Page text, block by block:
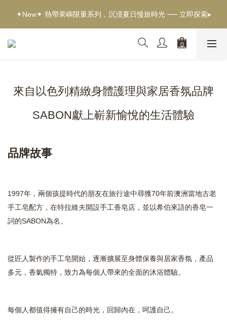
✦新客獨享✦ 首購輸入【welcome】滿$500現折$100 ── 立即選
購▸
✦New✦ 熱帶果嶼限量系列，沉浸夏日慢旅時光 ── 立即探索▸
✦新客獨享✦ 首購輸入【welcome】滿$500現折$100 ── 立即選
來自以色列精緻身體護理與家居香氛品牌
SABON獻上嶄新愉悅的生活體驗
品牌故事
1997年，兩個孩提時代的朋友在旅行途中尋獲70年前澳洲當地古老
手工皂配方，在特拉維夫開設手工香皂店，並以希伯來語的香皂一
詞的SABON為名。
從匠人製作的手工皂開始，逐漸擴展至身體保養與居家香氛，產品
多元，香氣獨特，致力為每個人帶來的全面的沐浴體驗。
每個人都值得擁有自己的時光，回歸內在，呵護自己。